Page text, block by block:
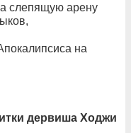
слепящую арену
на
дервиша Ходжи